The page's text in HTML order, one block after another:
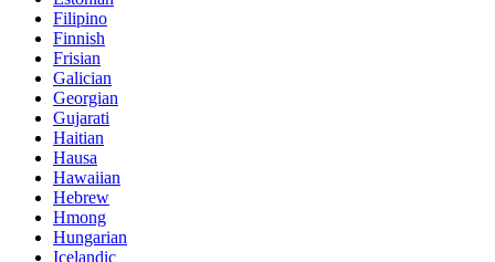
Filipino
Finnish
Frisian
Galician
Georgian
Gujarati
Haitian
Hausa
Hawaiian
Hebrew
Hmong
Hungarian
Icelandic